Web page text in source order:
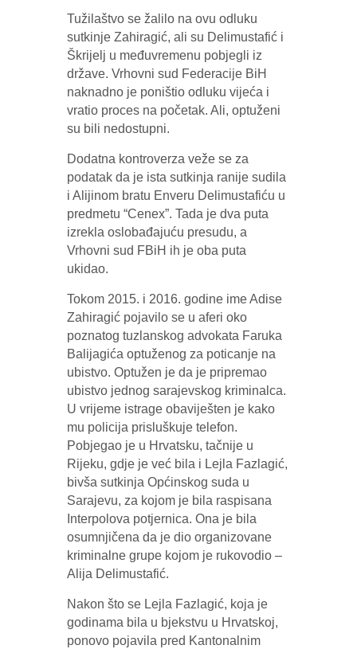
Tužilaštvo se žalilo na ovu odluku
sutkinje Zahiragić, ali su Delimustafić i
Škrijelj u međuvremenu pobjegli iz
države. Vrhovni sud Federacije BiH
naknadno je poništio odluku vijeća i
vratio proces na početak. Ali, optuženi
su bili nedostupni.
Dodatna kontroverza veže se za
podatak da je ista sutkinja ranije sudila
i Alijinom bratu Enveru Delimustafiću u
predmetu “Cenex”. Tada je dva puta
izrekla oslobađajuću presudu, a
Vrhovni sud FBiH ih je oba puta
ukidao.
Tokom 2015. i 2016. godine ime Adise
Zahiragić pojavilo se u aferi oko
poznatog tuzlanskog advokata Faruka
Balijagića optuženog za poticanje na
ubistvo. Optužen je da je pripremao
ubistvo jednog sarajevskog kriminalca.
U vrijeme istrage obaviješten je kako
mu policija prisluškuje telefon.
Pobjegao je u Hrvatsku, tačnije u
Rijeku, gdje je već bila i Lejla Fazlagić,
bivša sutkinja Općinskog suda u
Sarajevu, za kojom je bila raspisana
Interpolova potjernica. Ona je bila
osumnjičena da je dio organizovane
kriminalne grupe kojom je rukovodio –
Alija Delimustafić.
Nakon što se Lejla Fazlagić, koja je
godinama bila u bjekstvu u Hrvatskoj,
ponovo pojavila pred Kantonalnim